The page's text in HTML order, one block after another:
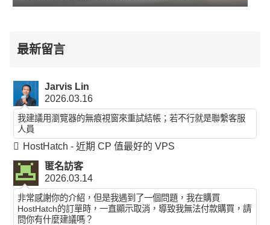
最新留言
Jarvis Lin
2026.03.16
我建議用瀏覽器的無痕視窗來重試結帳；若不行就是聯繫客服
人員
HostHatch - 近期 CP 值最好的 VPS
匿名訪客
2026.03.14
非常感謝你的介紹，但是我遇到了一個問題，我在購買
HostHatch的訂單時，一直顯示取消，導致我無法付款購買，請
問你有什麼建議嗎？